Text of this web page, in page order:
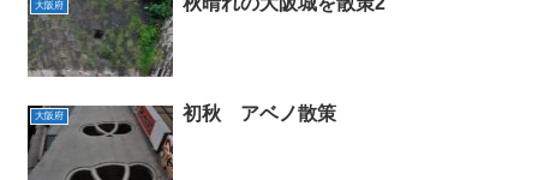
大阪府
大阪府 初秋 アベノ散策